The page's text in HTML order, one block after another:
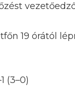
19 órától
(3–0)